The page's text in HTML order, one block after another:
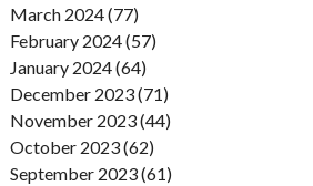
March 2024 (77)
February 2024 (57)
January 2024 (64)
December 2023 (71)
November 2023 (44)
October 2023 (62)
September 2023 (61)